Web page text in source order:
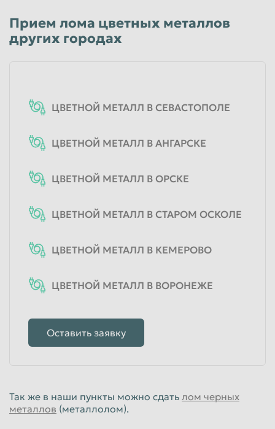
Прием лома цветных металлов
других городах
ЦВЕТНОЙ МЕТАЛЛ В СЕВАСТОПОЛЕ
ЦВЕТНОЙ МЕТАЛЛ В АНГАРСКЕ
ЦВЕТНОЙ МЕТАЛЛ В ОРСКЕ
ЦВЕТНОЙ МЕТАЛЛ В СТАРОМ ОСКОЛЕ
ЦВЕТНОЙ МЕТАЛЛ В КЕМЕРОВО
ЦВЕТНОЙ МЕТАЛЛ В ВОРОНЕЖЕ
Оставить заявку
Так же в наши пункты можно сдать лом черных
металлов (металлолом).